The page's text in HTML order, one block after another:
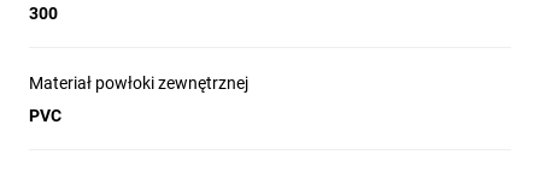
300
Materiał powłoki zewnętrznej
PVC